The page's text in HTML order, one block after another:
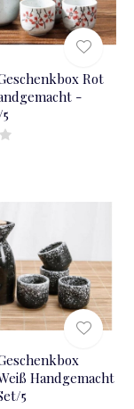
Rot
-
Handgemacht
5